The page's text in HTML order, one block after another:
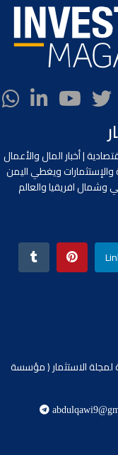
| أخبار المال والأعمال
والإستثمارات ويغطي اليمن
وشمال افريقيا والعالم
محفوظة لمجلة الاستثمار ( مؤسسة